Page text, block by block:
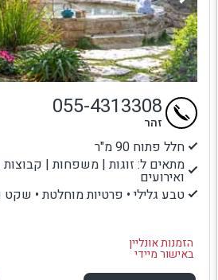
חלל פתוח 90 מ"ר
ואירועים
טבע גלילי • פרטיות מוחלטת • שקט
הזמנות אונליין
באישור מיידי
055-4313308
זהר